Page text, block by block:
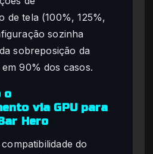
de tela (100%, 125%,
sozinha
sobreposição da
90% dos casos.
o
via GPU para
Hero
do